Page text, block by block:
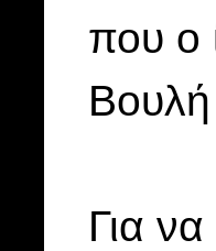
που ο
Βουλή
Για